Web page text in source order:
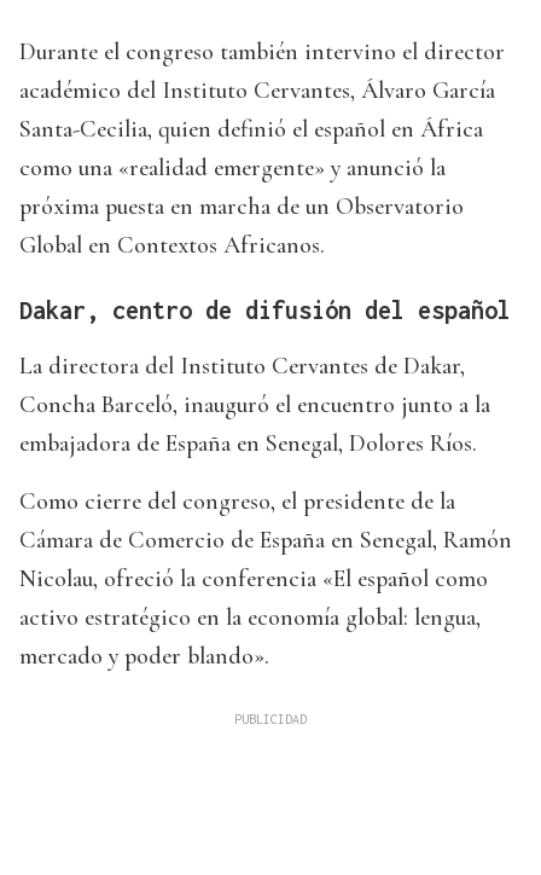
Durante el congreso también intervino el director
académico del Instituto Cervantes, Álvaro García
Santa-Cecilia, quien definió el español en África
como una «realidad emergente» y anunció la
próxima puesta en marcha de un Observatorio
Global en Contextos Africanos.
Dakar, centro de difusión del español
La directora del Instituto Cervantes de Dakar,
Concha Barceló, inauguró el encuentro junto a la
embajadora de España en Senegal, Dolores Ríos.
Como cierre del congreso, el presidente de la
Cámara de Comercio de España en Senegal, Ramón
Nicolau, ofreció la conferencia «El español como
activo estratégico en la economía global: lengua,
mercado y poder blando».